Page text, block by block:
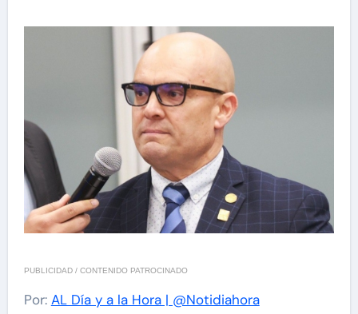
PUBLICIDAD / CONTENIDO PATROCINADO
Por: AL Día y a la Hora | @Notidiahora